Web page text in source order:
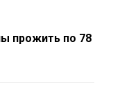
прожить по 78